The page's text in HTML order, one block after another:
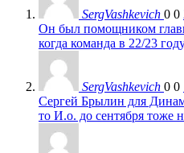
SergVashkevich 0 0
Он был помощником
когда команда в 22/23
SergVashkevich 0 0
Сергей Брылин для
то И.о. до сентября тоже